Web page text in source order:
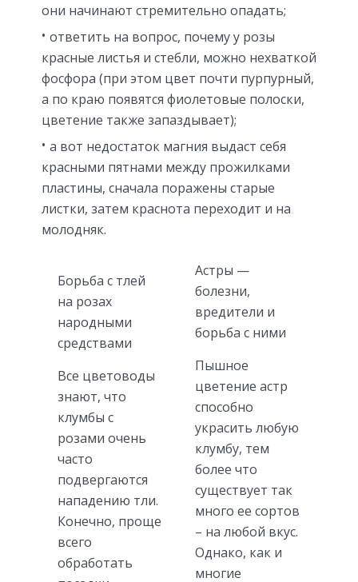
они начинают стремительно опадать;
ответить на вопрос, почему у розы
красные листья и стебли, можно нехваткой
фосфора (при этом цвет почти пурпурный,
а по краю появятся фиолетовые полоски,
цветение также запаздывает);
а вот недостаток магния выдаст себя
красными пятнами между прожилками
пластины, сначала поражены старые
листки, затем краснота переходит и на
молодняк.
Борьба с тлей
на розах
народными
средствами
Все цветоводы
знают, что
клумбы с
розами очень
часто
подвергаются
нападению тли.
Конечно, проще
всего
обработать
Астры —
болезни,
вредители и
борьба с ними
Пышное
цветение астр
способно
украсить любую
клумбу, тем
более что
существует так
много ее сортов
– на любой вкус.
Однако, как и
многие